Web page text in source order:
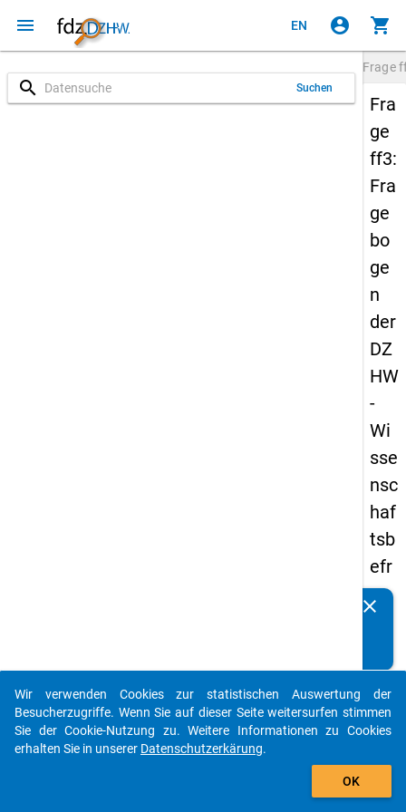
menu EN account_circle shopping_cart
search Suchen
Frage
Fra
ge
ff3:
Fra
ge
bo
ge
n
der
DZ
HW
-
Wi
sse
nsc
haf
tsb
efr
ag
20
19
ff3
clear
auto_stories
add_shopping_cart
Wir verwenden Cookies zur statistischen Auswertung der
Besucherzugriffe. Wenn Sie auf dieser Seite weitersurfen stimmen
Sie der Cookie-Nutzung zu. Weitere Informationen zu Cookies
erhalten Sie in unserer Datenschutzerkärung.
OK